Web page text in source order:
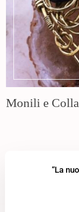
Monili e
“La